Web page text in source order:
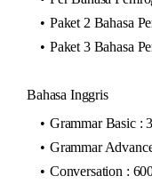
Paket 2 Bahasa
Paket 3 Bahasa
Bahasa Inggris
Grammar Basic :
Grammar
Conversation :